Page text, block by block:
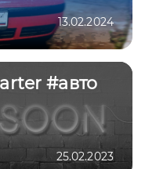
13.02.2024
#авто
25.02.2023